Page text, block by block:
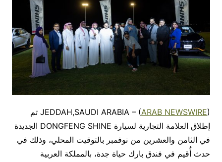
JEDDAH,SAUDI ARABIA – (ARAB NEWSWIRE
) تم
إطلاق العلامة التجارية لسيارة DONGFENG SHINE الجديدة
في الثامن والعشرين من نوفمبر بالتوقيت المحلي، وذلك في
حدث أُقيم في فندق بارك حياة جدة، بالمملكة العربية